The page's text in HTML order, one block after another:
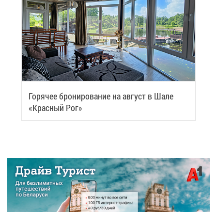
Го­ря­чее бро­ни­ро­ва­ние на ав­густ в Ша­ле
«Крас­ный Рог»